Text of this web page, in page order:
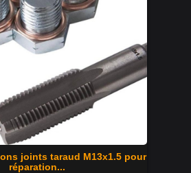
joints taraud M13x1.5 pour
réparation...